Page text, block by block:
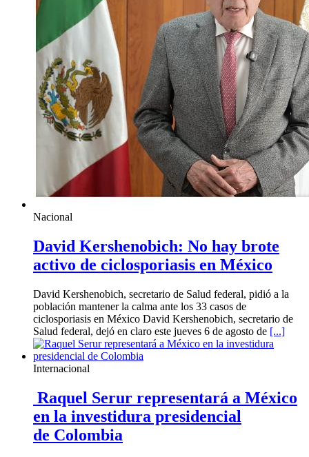
Nacional
David Kershenobich: No hay brote
activo de ciclosporiasis en México
David Kershenobich, secretario de Salud federal, pidió a la
población mantener la calma ante los 33 casos de
ciclosporiasis en México David Kershenobich, secretario de
Salud federal, dejó en claro este jueves 6 de agosto de [...]
Internacional
Raquel Serur representará a México
en la investidura presidencial
de Colombia